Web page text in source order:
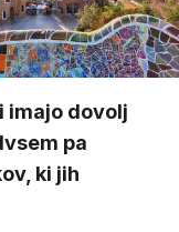
imajo dovolj
pa
ki jih